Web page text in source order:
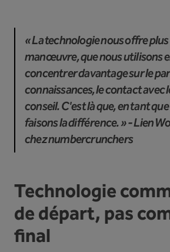
« La technologie nous offre
manœuvre, que nous utilisons
concentrer davantage sur le
connaissances, le contact avec
conseil. C'est là que, en tant
faisons la différence. » - Lien
chez numbercrunchers
Technologie
de départ, pas
final